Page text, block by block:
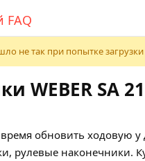
не так при попытке
WEBER SA
обновить ходовую у
рулевые наконечники.